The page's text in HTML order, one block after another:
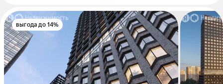
выгода до 14%